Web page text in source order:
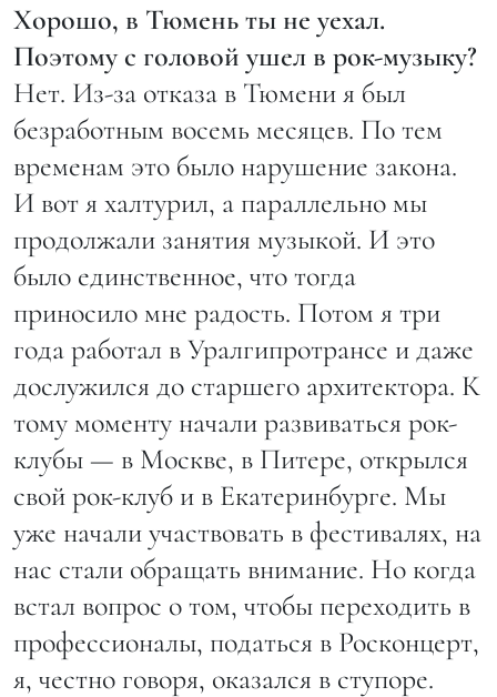
Хорошо, в Тюмень ты не уехал.
Поэтому с головой ушел в рок-музыку?
Нет. Из-за отказа в Тюмени я был
безработным восемь месяцев. По тем
временам это было нарушение закона.
И вот я халтурил, а параллельно мы
продолжали занятия музыкой. И это
было единственное, что тогда
приносило мне радость. Потом я три
года работал в Уралгипротрансе и даже
дослужился до старшего архитектора. К
тому моменту начали развиваться рок-
клубы — в Москве, в Питере, открылся
свой рок-клуб и в Екатеринбурге. Мы
уже начали участвовать в фестивалях, на
нас стали обращать внимание. Но когда
встал вопрос о том, чтобы переходить в
профессионалы, податься в Росконцерт,
я, честно говоря, оказался в ступоре.